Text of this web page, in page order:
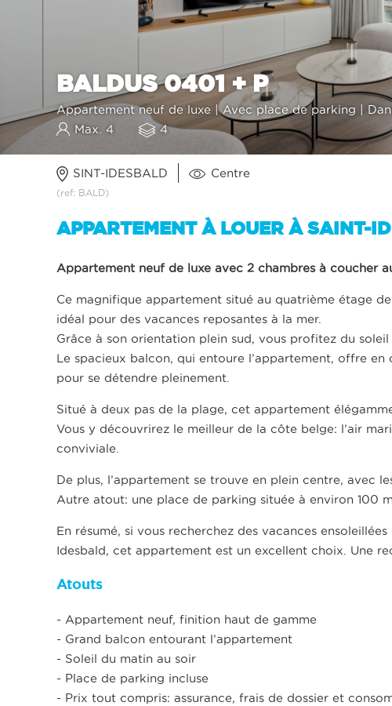
BALDUS 0401 + P
Appartement neuf de luxe | Avec place de parking |
Max. 4
4
SINT-IDESBALD Centre
(ref: BALD)
APPARTEMENT À LOUER À SAINT-
Appartement neuf de luxe avec 2 chambres à coucher
Ce magnifique appartement situé au quatrième étage
idéal pour des vacances reposantes à la mer.
Grâce à son orientation plein sud, vous profitez du soleil
Le spacieux balcon, qui entoure l’appartement, offre
pour se détendre pleinement.
Situé à deux pas de la plage, cet appartement
Vous y découvrirez le meilleur de la côte belge: l’air
conviviale.
De plus, l’appartement se trouve en plein centre, avec
Autre atout: une place de parking située à environ 100
En résumé, si vous recherchez des vacances
Idesbald, cet appartement est un excellent choix. Une
Atouts
- Appartement neuf, finition haut de gamme
- Grand balcon entourant l’appartement
- Soleil du matin au soir
- Place de parking incluse
- Prix tout compris: assurance, frais de dossier et